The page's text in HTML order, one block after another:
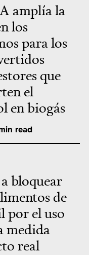
amplía la
los
para los
que
el
en biogás
read
bloquear
de
por el uso
medida
real